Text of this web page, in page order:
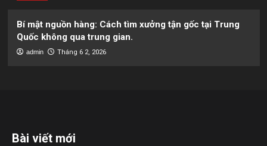
Bí mật nguồn hàng: Cách tìm xưởng tận gốc tại Trung
Quốc không qua trung gian.
admin Tháng 6 2, 2026
Bài viết mới